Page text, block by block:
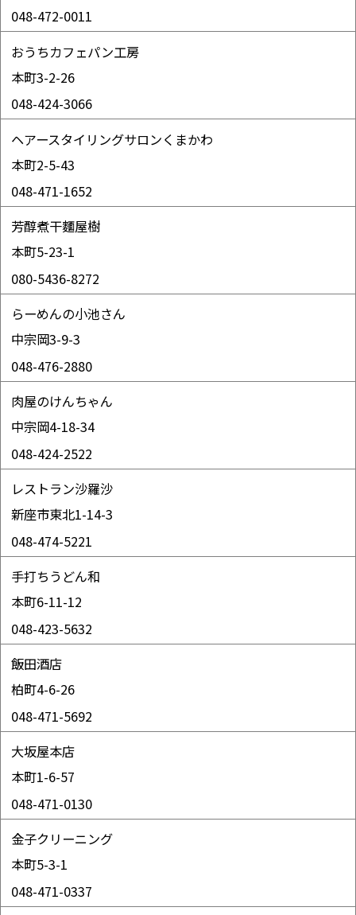
048-472-0011
おうちカフェパン工房
本町3-2-26
048-424-3066
ヘアースタイリングサロンくまかわ
本町2-5-43
048-471-1652
芳醇煮干麵屋樹
本町5-23-1
080-5436-8272
らーめんの小池さん
中宗岡3-9-3
048-476-2880
肉屋のけんちゃん
中宗岡4-18-34
048-424-2522
レストラン沙羅沙
新座市東北1-14-3
048-474-5221
手打ちうどん和
本町6-11-12
048-423-5632
飯田酒店
柏町4-6-26
048-471-5692
大坂屋本店
本町1-6-57
048-471-0130
金子クリーニング
本町5-3-1
048-471-0337